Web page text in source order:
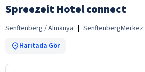
Spreezeit Hotel connect
Senftenberg / Almanya | SenftenbergMerkez:
Haritada Gör